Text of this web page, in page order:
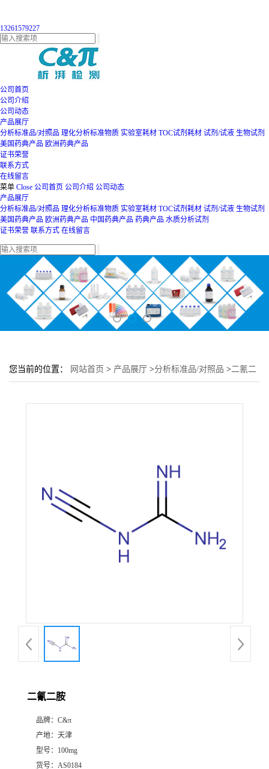
13261579227
公司首页
公司介绍
公司动态
产品展厅
分析标准品/对照品 理化分析标准物质 实验室耗材 TOC试剂耗材 试剂/试液 生物试剂
美国药典产品 欧洲药典产品
证书荣誉
联系方式
在线留言
菜单 Close 公司首页 公司介绍 公司动态
产品展厅
分析标准品/对照品 理化分析标准物质 实验室耗材 TOC试剂耗材 试剂/试液 生物试剂
美国药典产品 欧洲药典产品 中国药典产品 药典产品 水质分析试剂
证书荣誉 联系方式 在线留言
您当前的位置： 网站首页 > 产品展厅 >分析标准品/对照品 >二氰二
二氰二胺
品牌： C&π
产地： 天津
型号： 100mg
货号： AS0184